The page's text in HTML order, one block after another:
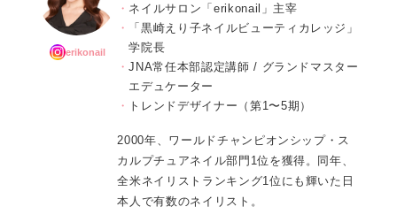
erikonail
ネイルサロン「erikonail」主宰
「黒崎えり子ネイルビューティカレッジ」
学院長
JNA常任本部認定講師 / グランドマスター
エデュケーター
トレンドデザイナー（第1〜5期）
2000年、ワールドチャンピオンシップ・ス
カルプチュアネイル部門1位を獲得。同年、
全米ネイリストランキング1位にも輝いた日
本人で有数のネイリスト。